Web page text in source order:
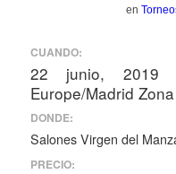
en
CUANDO:
22 junio,
Europe/Madrid
DONDE:
Salones Virgen del
PRECIO: